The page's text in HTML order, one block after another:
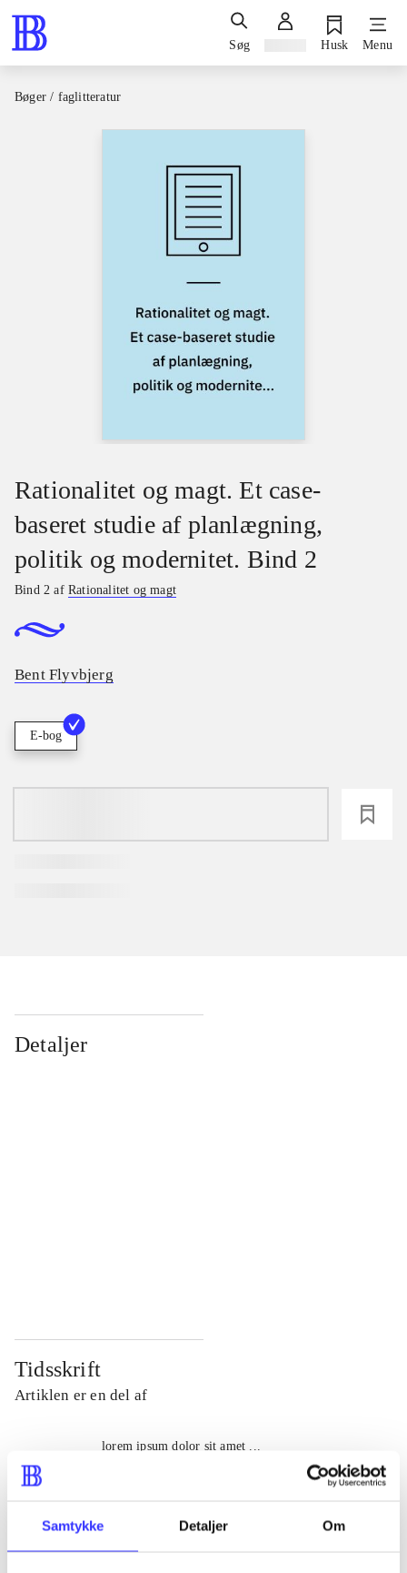
Samtykke Detaljer Om
Søg Husk Menu
Bøger / faglitteratur
Rationalitet og magt. Et case-
baseret studie af planlægning,
politik og modernitet. Bind 2
Bind 2 afRationalitet og magt
Bent Flyvbjerg
E-bog
Detaljer
Tidsskrift
Artiklen er en del af
lorem ipsum dolor sit amet ...